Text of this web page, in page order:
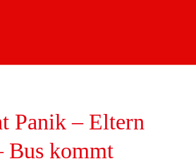
Panik – Eltern
Bus kommt